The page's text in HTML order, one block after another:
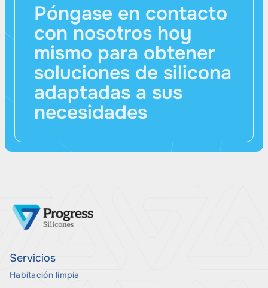
Póngase en contacto
con nosotros hoy
mismo para obtener
soluciones de silicona
adaptadas a sus
necesidades
Servicios
Habitación limpia